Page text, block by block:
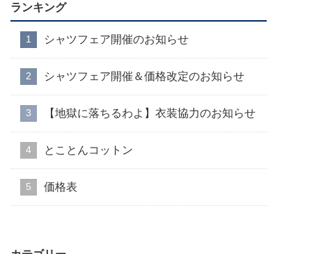
ランキング
シャツフェア開催のお知らせ
シャツフェア開催＆価格改定のお知らせ
【地獄に落ちるわよ】衣装協力のお知らせ
とことんコットン
価格表